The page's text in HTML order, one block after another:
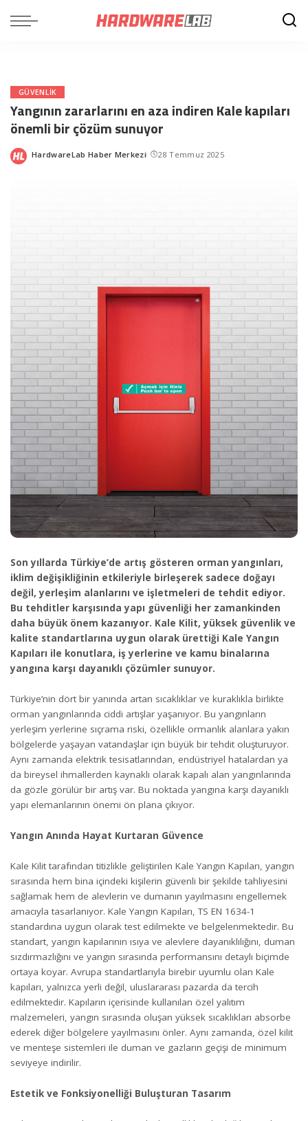
GÜVENLIK
Yangının zararlarını en aza indiren Kale kapıları
önemli bir çözüm sunuyor
Posted
HardwareLab Haber Merkezi 28 Temmuz 2025
Son yıllarda Türkiye’de artış gösteren orman yangınları,
iklim değişikliğinin etkileriyle birleşerek sadece doğayı
değil, yerleşim alanlarını ve işletmeleri de tehdit ediyor.
Bu tehditler karşısında yapı güvenliği her zamankinden
daha büyük önem kazanıyor. Kale Kilit, yüksek güvenlik ve
kalite standartlarına uygun olarak ürettiği Kale Yangın
Kapıları ile konutlara, iş yerlerine ve kamu binalarına
yangına karşı dayanıklı çözümler sunuyor.
Türkiye’nin dört bir yanında artan sıcaklıklar ve kuraklıkla birlikte
orman yangınlarında ciddi artışlar yaşanıyor. Bu yangınların
yerleşim yerlerine sıçrama riski, özellikle ormanlık alanlara yakın
bölgelerde yaşayan vatandaşlar için büyük bir tehdit oluşturuyor.
Aynı zamanda elektrik tesisatlarından, endüstriyel hatalardan ya
da bireysel ihmallerden kaynaklı olarak kapalı alan yangınlarında
da gözle görülür bir artış var. Bu noktada yangına karşı dayanıklı
yapı elemanlarının önemi ön plana çıkıyor.
Yangın Anında Hayat Kurtaran Güvence
Kale Kilit tarafından titizlikle geliştirilen Kale Yangın Kapıları, yangın
sırasında hem bina içindeki kişilerin güvenli bir şekilde tahliyesini
sağlamak hem de alevlerin ve dumanın yayılmasını engellemek
amacıyla tasarlanıyor. Kale Yangın Kapıları, TS EN 1634-1
standardına uygun olarak test edilmekte ve belgelenmektedir. Bu
standart, yangın kapılarının ısıya ve alevlere dayanıklılığını, duman
sızdırmazlığını ve yangın sırasında performansını detaylı biçimde
ortaya koyar. Avrupa standartlarıyla birebir uyumlu olan Kale
kapıları, yalnızca yerli değil, uluslararası pazarda da tercih
edilmektedir. Kapıların içerisinde kullanılan özel yalıtım
malzemeleri, yangın sırasında oluşan yüksek sıcaklıkları absorbe
ederek diğer bölgelere yayılmasını önler. Aynı zamanda, özel kilit
ve menteşe sistemleri ile duman ve gazların geçişi de minimum
seviyeye indirilir.
Estetik ve Fonksiyonelliği Buluşturan Tasarım